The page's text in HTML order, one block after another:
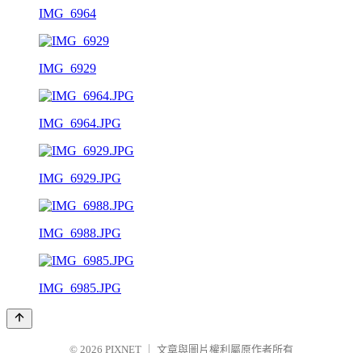
IMG_6964
IMG_6929
IMG_6964.JPG
IMG_6929.JPG
IMG_6988.JPG
IMG_6985.JPG
© 2026 PIXNET 文章與圖片權利屬原作者所有